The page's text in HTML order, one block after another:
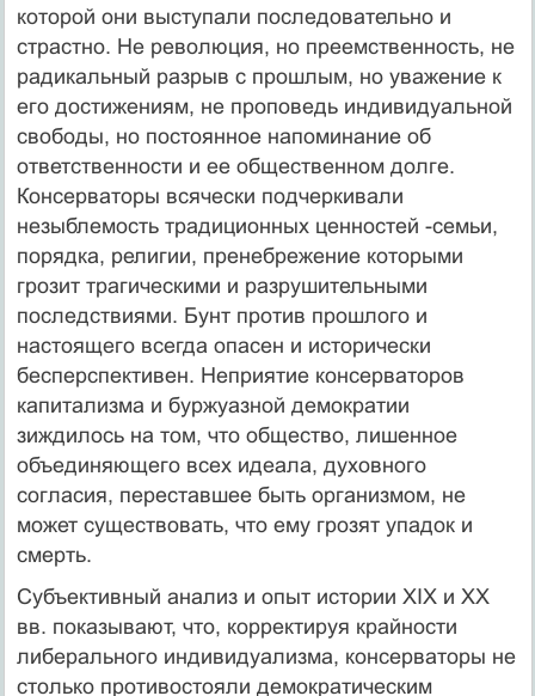
которой они выступали последовательно и
страстно. Не революция, но преемственность, не
радикальный разрыв с прошлым, но уважение к
его достижениям, не проповедь индивидуальной
свободы, но постоянное напоминание об
ответственности и ее общественном долге.
Консерваторы всячески подчеркивали
незыблемость традиционных ценностей -семьи,
порядка, религии, пренебрежение которыми
грозит трагическими и разрушительными
последствиями. Бунт против прошлого и
настоящего всегда опасен и исторически
бесперспективен. Неприятие консерваторов
капитализма и буржуазной демократии
зиждилось на том, что общество, лишенное
объединяющего всех идеала, духовного
согласия, переставшее быть организмом, не
может существовать, что ему грозят упадок и
смерть.
Субъективный анализ и опыт истории XIX и XX
вв. показывают, что, корректируя крайности
либерального индивидуализма, консерваторы не
столько противостояли демократическим